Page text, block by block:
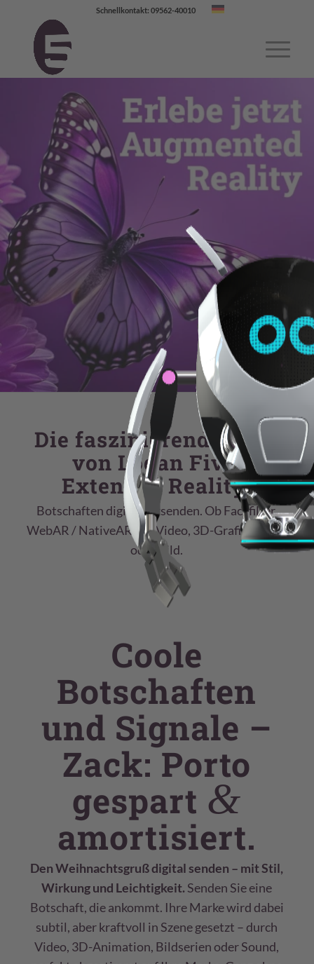
Schnellkontakt: 09562-40010
Die faszinierende Welt
von Logan Five:
Extended Reality!
Botschaften digital versenden. Ob Facefilter,
WebAR / NativeAR mit Video, 3D-Grafik, Sound
oder Bild.
Coole
Botschaften
und Signale –
Zack: Porto
gespart &
amortisiert.
Den Weihnachtsgruß digital senden – mit Stil,
Wirkung und Leichtigkeit.Senden Sie eine
Botschaft, die ankommt. Ihre Marke wird dabei
subtil, aber kraftvoll in Szene gesetzt – durch
Video, 3D-Animation, Bildserien oder Sound,